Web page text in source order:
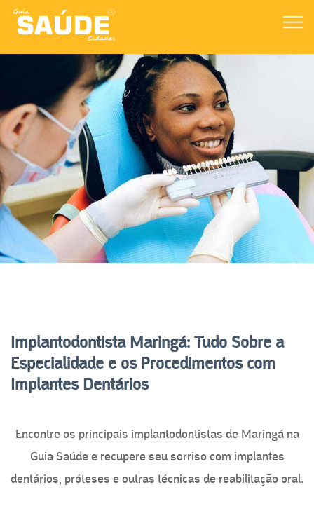
Implantodontista Maringá: Tudo Sobre a
Especialidade e os Procedimentos com
Implantes Dentários
Encontre os principais implantodontistas de Maringá na
Guia Saúde e recupere seu sorriso com implantes
dentários, próteses e outras técnicas de reabilitação oral.